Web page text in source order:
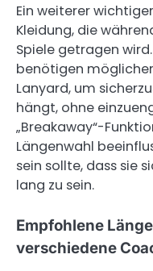
Ein weiterer
Kleidung, die
Spiele getragen
benötigen
Lanyard, um
hängt, ohne
„Breakaway“-
Längenwahl
sein sollte, dass sie
lang zu sein.
Empfohlene
verschiedene